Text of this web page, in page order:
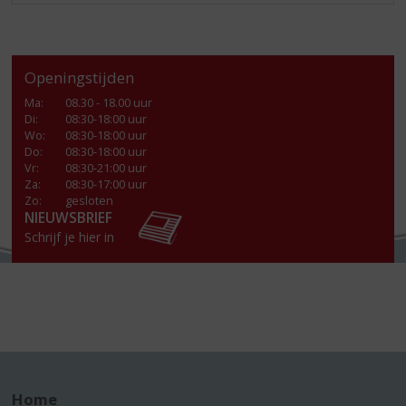
Openingstijden
Ma:
08.30 - 18.00 uur
Di:
08:30-18:00 uur
Wo:
08:30-18:00 uur
Do:
08:30-18:00 uur
Vr:
08:30-21:00 uur
Za:
08:30-17:00 uur
Zo:
gesloten
NIEUWSBRIEF
Schrijf je hier in
Home